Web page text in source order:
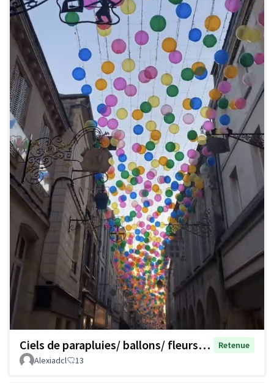
Ciels de parapluies/ ballons/ fleurs…
Retenue
Alexiadcl
13